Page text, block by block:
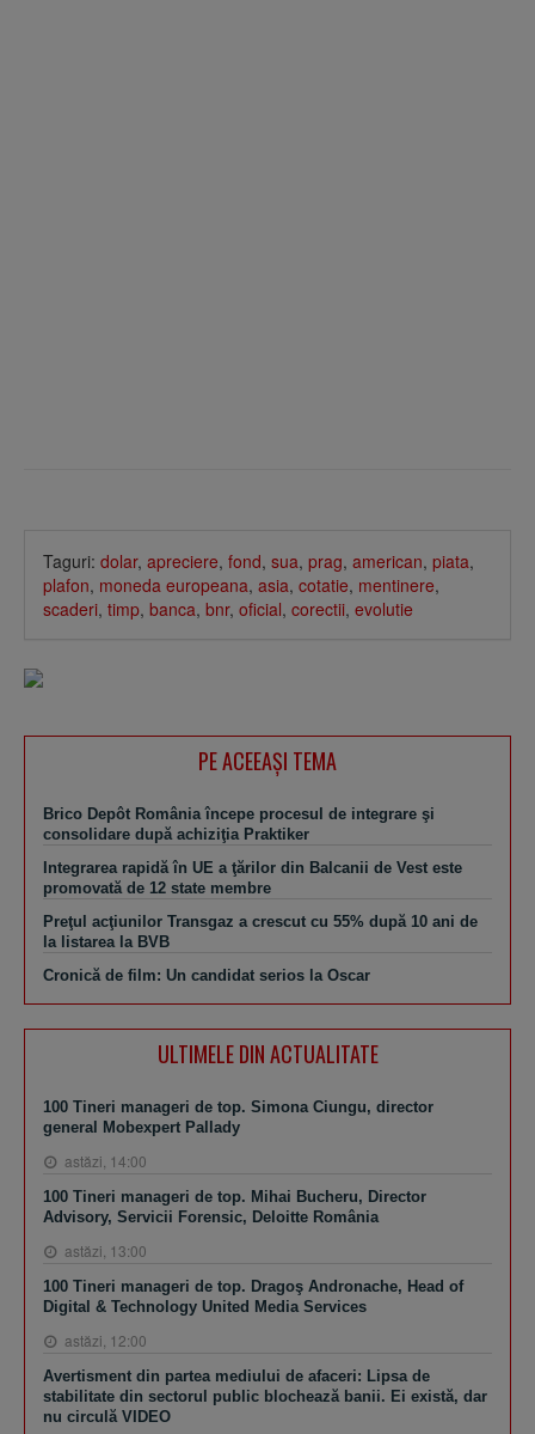
Taguri: dolar, apreciere, fond, sua, prag, american, piata,
plafon, moneda europeana, asia, cotatie, mentinere,
scaderi, timp, banca, bnr, oficial, corectii, evolutie
PE ACEEAŞI TEMA
Brico Depôt România începe procesul de integrare şi
consolidare după achiziţia Praktiker
Integrarea rapidă în UE a ţărilor din Balcanii de Vest este
promovată de 12 state membre
Preţul acţiunilor Transgaz a crescut cu 55% după 10 ani de
la listarea la BVB
Cronică de film: Un candidat serios la Oscar
ULTIMELE DIN ACTUALITATE
100 Tineri manageri de top. Simona Ciungu, director
general Mobexpert Pallady
astăzi, 14:00
100 Tineri manageri de top. Mihai Bucheru, Director
Advisory, Servicii Forensic, Deloitte România
astăzi, 13:00
100 Tineri manageri de top. Dragoş Andronache, Head of
Digital & Technology United Media Services
astăzi, 12:00
Avertisment din partea mediului de afaceri: Lipsa de
stabilitate din sectorul public blochează banii. Ei există, dar
nu circulă VIDEO